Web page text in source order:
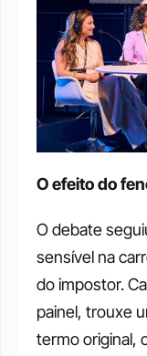
O efeito do
O debate
sensível na
do impostor.
painel, trouxe
termo original,